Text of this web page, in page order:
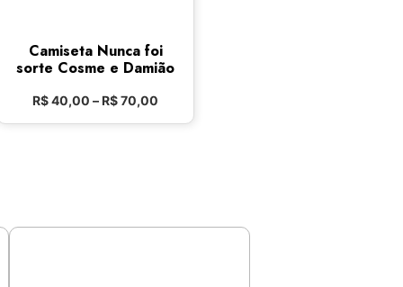
Camiseta Nunca foi
sorte Cosme e Damião
R$40,00 –R$70,00